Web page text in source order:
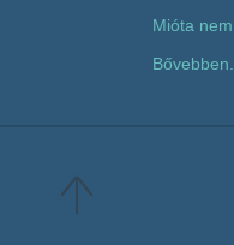
Mióta nem
Bővebben...